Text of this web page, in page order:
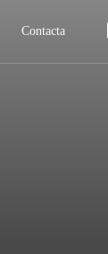
Contacta